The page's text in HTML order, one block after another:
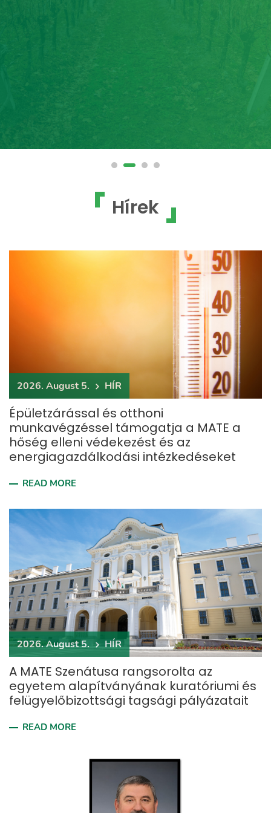
Hírek
2026. August 5. HÍR
Épületzárással és otthoni
munkavégzéssel támogatja a MATE a
hőség elleni védekezést és az
energiagazdálkodási intézkedéseket
READ MORE
2026. August 5. HÍR
A MATE Szenátusa rangsorolta az
egyetem alapítványának kuratóriumi és
felügyelőbizottsági tagsági pályázatait
READ MORE